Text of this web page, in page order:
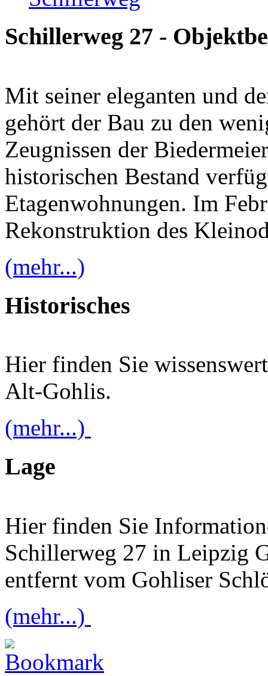
Schillerweg 27 -
Mit seiner eleganten und
gehört der Bau zu den
Zeugnissen der
historischen Bestand
Etagenwohnungen. Im
Rekonstruktion des
(mehr...)
Historisches
Hier finden Sie
Alt-Gohlis.
(mehr...)
Lage
Hier finden Sie
Schillerweg 27 in Leipzig
entfernt vom Gohliser
(mehr...)